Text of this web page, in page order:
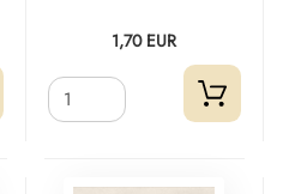
1,70 EUR